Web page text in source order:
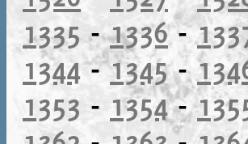
1335-1336-
1344-1345-
1353 - 1354-